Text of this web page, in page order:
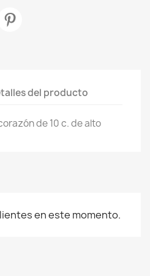
del producto
de 10 c. de alto
en este momento.